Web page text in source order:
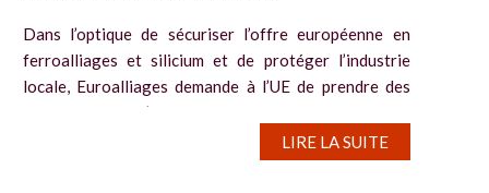
Dans l’optique de sécuriser l’offre européenne en
ferroalliages et silicium et de protéger l’industrie
locale, Euroalliages demande à l’UE de prendre des
mesures fortes. L’association préconise une approche
LIRE LA SUITE